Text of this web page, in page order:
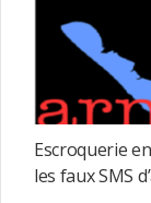
Escroquerie
les faux SMS